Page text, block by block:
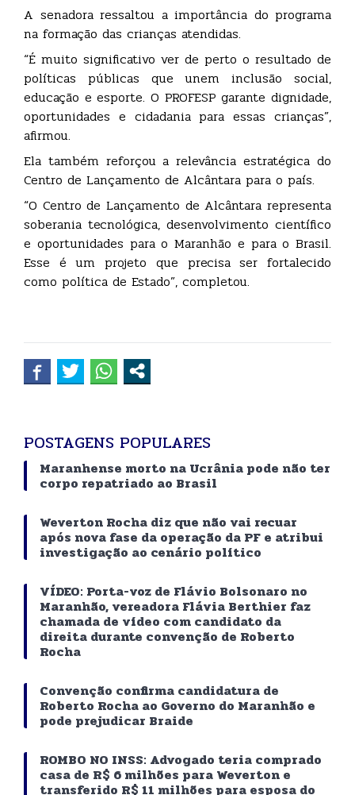
A senadora ressaltou a importância do programa
na formação das crianças atendidas.
“É muito significativo ver de perto o resultado de
políticas públicas que unem inclusão social,
educação e esporte. O PROFESP garante dignidade,
oportunidades e cidadania para essas crianças”,
afirmou.
Ela também reforçou a relevância estratégica do
Centro de Lançamento de Alcântara para o país.
“O Centro de Lançamento de Alcântara representa
soberania tecnológica, desenvolvimento científico
e oportunidades para o Maranhão e para o Brasil.
Esse é um projeto que precisa ser fortalecido
como política de Estado”, completou.
POSTAGENS POPULARES
Maranhense morto na Ucrânia pode não ter
corpo repatriado ao Brasil
Weverton Rocha diz que não vai recuar
após nova fase da operação da PF e atribui
investigação ao cenário político
VÍDEO: Porta-voz de Flávio Bolsonaro no
Maranhão, vereadora Flávia Berthier faz
chamada de vídeo com candidato da
direita durante convenção de Roberto
Rocha
Convenção confirma candidatura de
Roberto Rocha ao Governo do Maranhão e
pode prejudicar Braide
ROMBO NO INSS: Advogado teria comprado
casa de R$ 6 milhões para Weverton e
transferido R$ 11 milhões para esposa do